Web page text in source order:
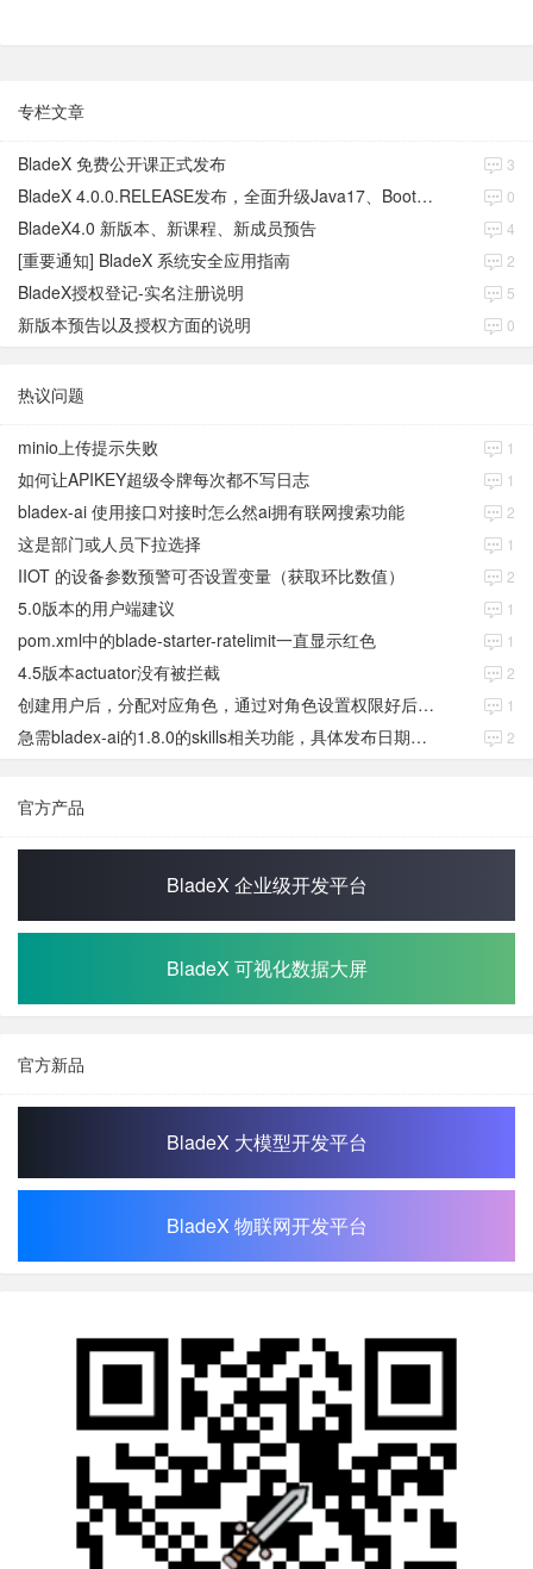
专栏文章
BladeX 免费公开课正式发布 3
BladeX 4.0.0.RELEASE发布，全面升级Java17、Boot3、Cloud2023 0
BladeX4.0 新版本、新课程、新成员预告 4
[重要通知] BladeX 系统安全应用指南 2
BladeX授权登记-实名注册说明 5
新版本预告以及授权方面的说明 0
热议问题
minio上传提示失败 1
如何让APIKEY超级令牌每次都不写日志 1
bladex-ai 使用接口对接时怎么然ai拥有联网搜索功能 2
这是部门或人员下拉选择 1
IIOT 的设备参数预警可否设置变量（获取环比数值） 2
5.0版本的用户端建议 1
pom.xml中的blade-starter-ratelimit一直显示红色 1
4.5版本actuator没有被拦截 2
创建用户后，分配对应角色，通过对角色设置权限好后，登录当前用户后。查看不到当前已分配对应角色权限数据 1
急需bladex-ai的1.8.0的skills相关功能，具体发布日期是多少号 2
官方产品
BladeX 企业级开发平台
BladeX 可视化数据大屏
官方新品
BladeX 大模型开发平台
BladeX 物联网开发平台